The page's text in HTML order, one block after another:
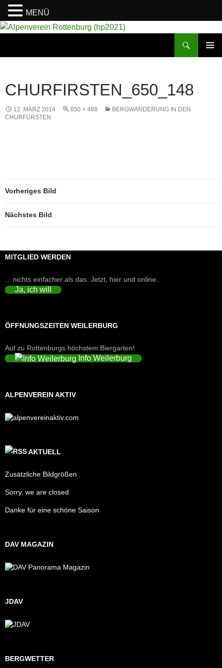
CHURFIRSTEN_650_148
12. MÄRZ 2014 650 × 488
BERGWANDERUNG IN DEN
CHURFÜRSTEN
Vorheriges Bild
Nächstes Bild
MITGLIED WERDEN
... nichts einfacher als das. Jetzt, hier und online.
Ja, ich will
ÖFFNUNGSZEITEN WEILERBURG
Auf zu Rottenburgs höchstem Biergarten!
Info Weilerburg
ALPENVEREIN AKTIV
AKTUELL
Zusätzliche Bildgrößen
Sorry, we are closed
Danke für eine schöne Saison
DAV MAGAZIN
JDAV
BERGWETTER
MENÜ